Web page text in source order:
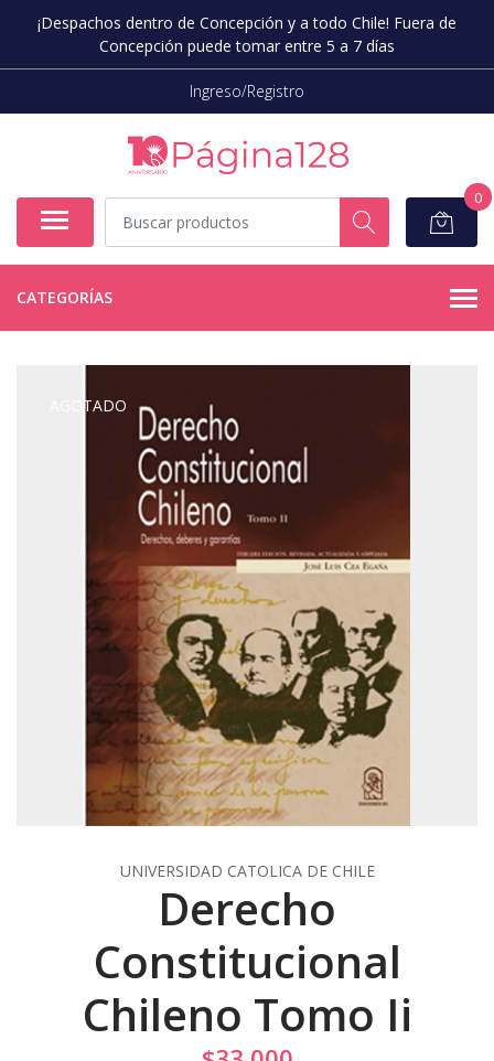
¡Despachos dentro de Concepción y a todo Chile! Fuera de
Concepción puede tomar entre 5 a 7 días
Ingreso/Registro
0
CATEGORÍAS
AGOTADO
UNIVERSIDAD CATOLICA DE CHILE
Derecho
Constitucional
Chileno Tomo Ii